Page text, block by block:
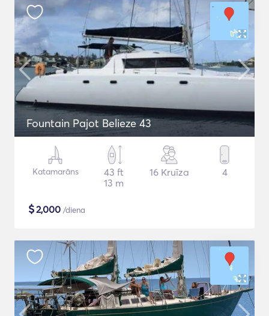
Fountain Pajot Belieze 43
Katamarāns
43 ft
13 m
16 Kruīza 4
$2,000 /diena